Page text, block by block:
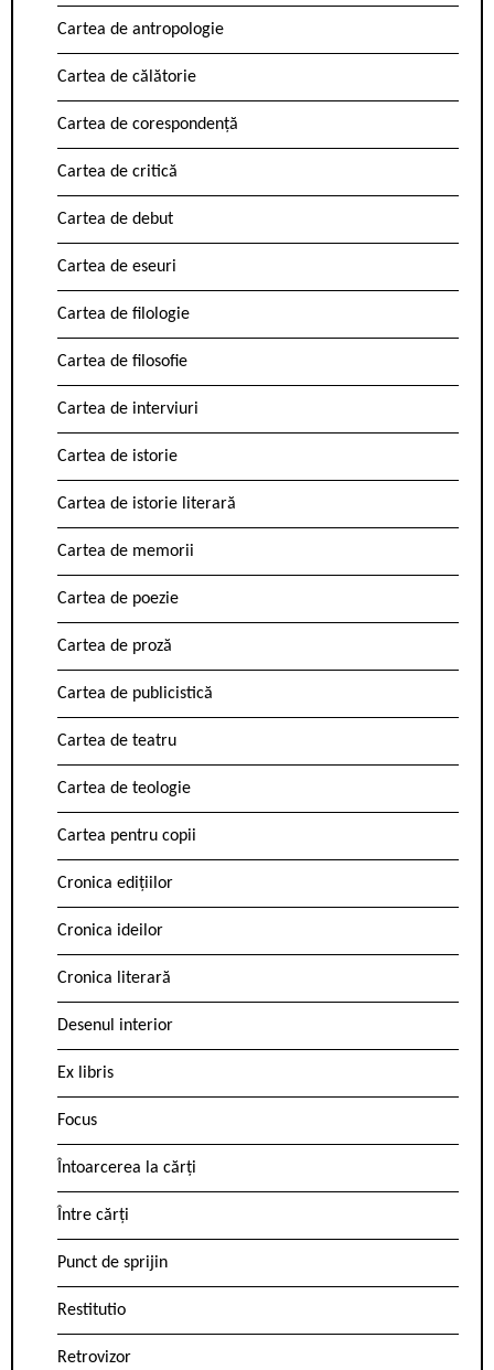
Cartea de antropologie
Cartea de călătorie
Cartea de corespondență
Cartea de critică
Cartea de debut
Cartea de eseuri
Cartea de filologie
Cartea de filosofie
Cartea de interviuri
Cartea de istorie
Cartea de istorie literară
Cartea de memorii
Cartea de poezie
Cartea de proză
Cartea de publicistică
Cartea de teatru
Cartea de teologie
Cartea pentru copii
Cronica edițiilor
Cronica ideilor
Cronica literară
Desenul interior
Ex libris
Focus
Întoarcerea la cărți
Între cărți
Punct de sprijin
Restitutio
Retrovizor